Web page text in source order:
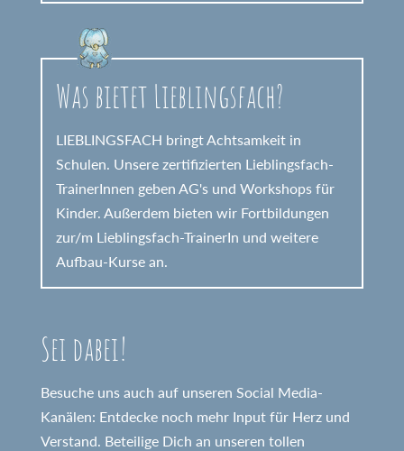
Was bietet Lieblingsfach?
LIEBLINGSFACH bringt Achtsamkeit in
Schulen. Unsere zertifizierten Lieblingsfach-
TrainerInnen geben AG's und Workshops für
Kinder. Außerdem bieten wir Fortbildungen
zur/m Lieblingsfach-TrainerIn und weitere
Aufbau-Kurse an.
Sei dabei!
Besuche uns auch auf unseren Social Media-
Kanälen: Entdecke noch mehr Input für Herz und
Verstand. Beteilige Dich an unseren tollen